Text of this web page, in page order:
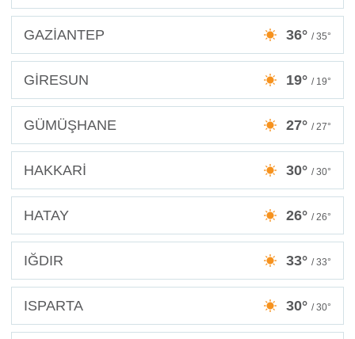
GAZİANTEP 36° / 35°
GİRESUN 19° / 19°
GÜMÜŞHANE 27° / 27°
HAKKARİ 30° / 30°
HATAY 26° / 26°
IĞDIR 33° / 33°
ISPARTA 30° / 30°